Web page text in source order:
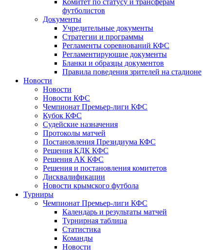
Комитет по статусу и трансферам
футболистов
Документы
Учредительные документы
Стратегии и программы
Регламенты соревнований КФС
Регламентирующие документы
Бланки и образцы документов
Правила поведения зрителей на стадионе
Новости
Новости
Новости КФС
Чемпионат Премьер-лиги КФС
Кубок КФС
Судейские назначения
Протоколы матчей
Постановления Президиума КФС
Решения КДК КФС
Решения АК КФС
Решения и постановления комитетов
Дисквалификации
Новости крымского футбола
Турниры
Чемпионат Премьер-лиги КФС
Календарь и результаты матчей
Турнирная таблица
Статистика
Команды
Новости